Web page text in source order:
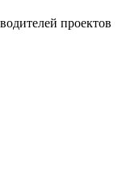
проектов